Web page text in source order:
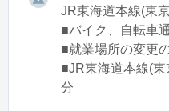
JR東海道本線(東
■バイク、自転車
■就業場所の変更
■JR東海道本線(
分